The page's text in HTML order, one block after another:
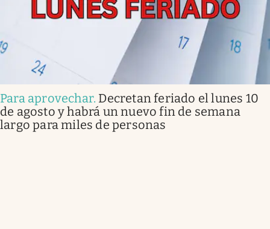
Para aprovechar. Decretan feriado el lunes 10
de agosto y habrá un nuevo fin de semana
largo para miles de personas